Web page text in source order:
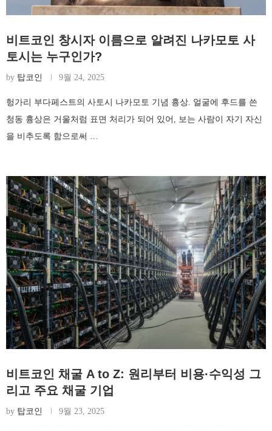
비트코인 창시자 이름으로 알려진 나카모토 사
토시는 누구인가?
by 탑코인 9월 24, 2025
헝가리 부다페스트의 사토시 나카모토 기념 흉상. 얼굴에 후드를 쓴
청동 흉상은 거울처럼 표면 처리가 되어 있어, 보는 사람이 자기 자신
을 비추도록 함으로써 …
비트코인 채굴 A to Z: 원리부터 비용·수익성 그
리고 주요 채굴 기업
by 탑코인 9월 23, 2025